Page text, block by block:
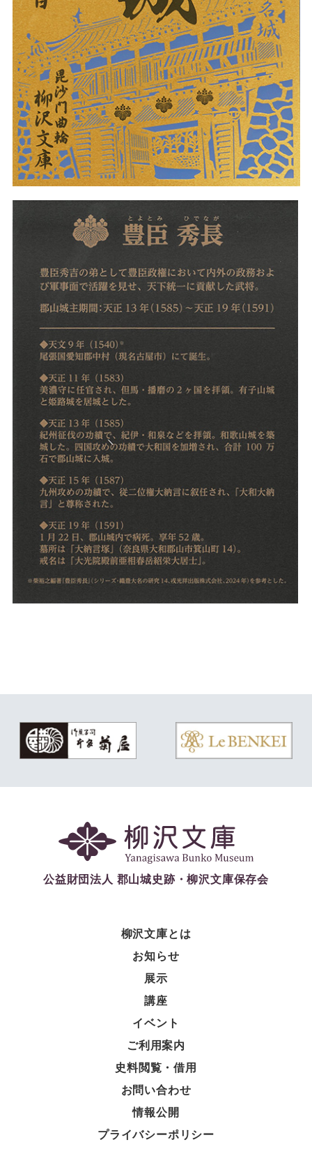
公益財団法人 郡山城史跡・柳沢文庫保存会
柳沢文庫とは
お知らせ
展示
講座
イベント
ご利用案内
史料閲覧・借用
お問い合わせ
情報公開
プライバシーポリシー